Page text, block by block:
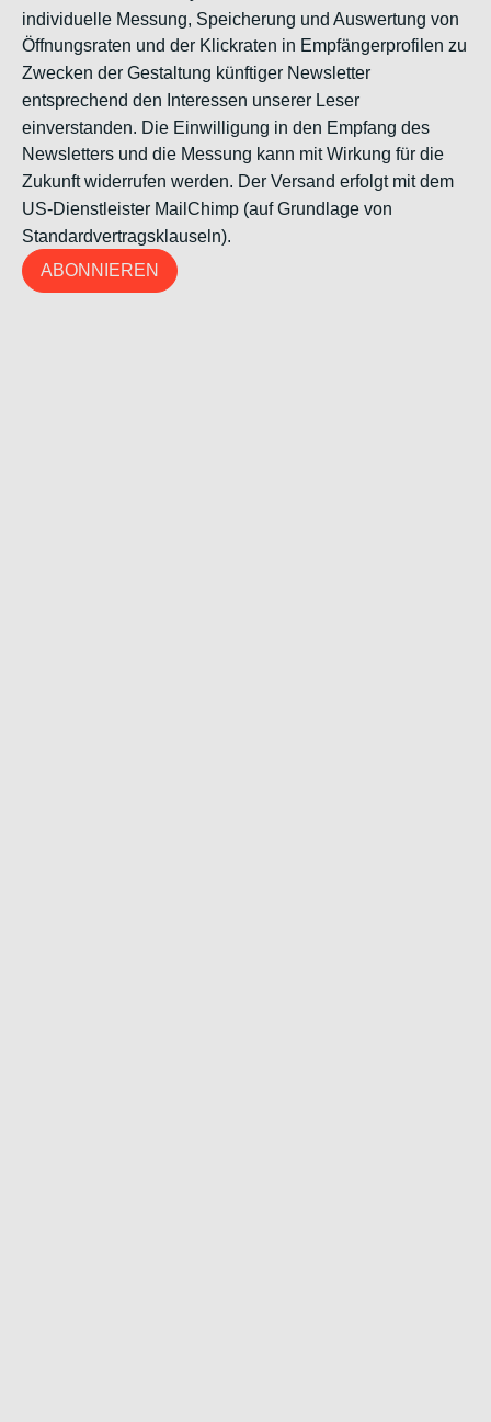
individuelle Messung, Speicherung und Auswertung von
Öffnungsraten und der Klickraten in Empfängerprofilen zu
Zwecken der Gestaltung künftiger Newsletter
entsprechend den Interessen unserer Leser
einverstanden. Die Einwilligung in den Empfang des
Newsletters und die Messung kann mit Wirkung für die
Zukunft widerrufen werden. Der Versand erfolgt mit dem
US-Dienstleister MailChimp (auf Grundlage von
Standardvertragsklauseln).
ABONNIEREN